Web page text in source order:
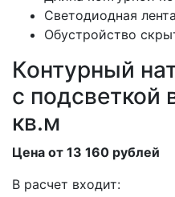
Светодиодная
Обустройство
Контурный
с подсветкой
кв.м
Цена от 13 160 рублей
В расчет входит: